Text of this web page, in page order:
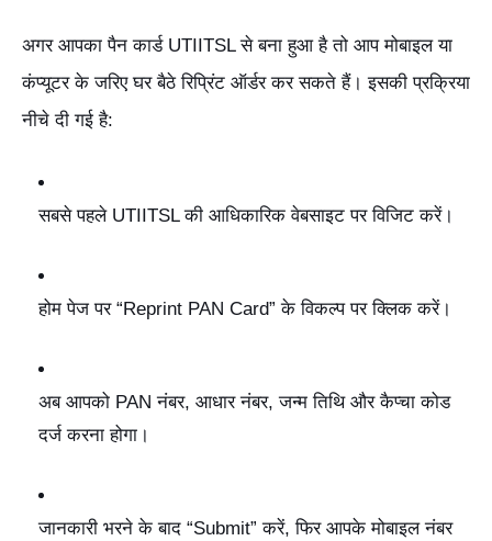
अगर आपका पैन कार्ड UTIITSL से बना हुआ है तो आप मोबाइल या
कंप्यूटर के जरिए घर बैठे रिप्रिंट ऑर्डर कर सकते हैं। इसकी प्रक्रिया
नीचे दी गई है:
सबसे पहले UTIITSL की आधिकारिक वेबसाइट पर विजिट करें।
होम पेज पर “Reprint PAN Card” के विकल्प पर क्लिक करें।
अब आपको PAN नंबर, आधार नंबर, जन्म तिथि और कैप्चा कोड
दर्ज करना होगा।
जानकारी भरने के बाद “Submit” करें, फिर आपके मोबाइल नंबर